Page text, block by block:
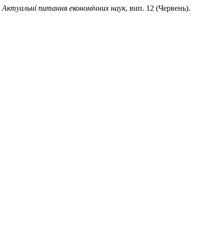
Актуальні питання економічних наук, вип. 12 (Червень).